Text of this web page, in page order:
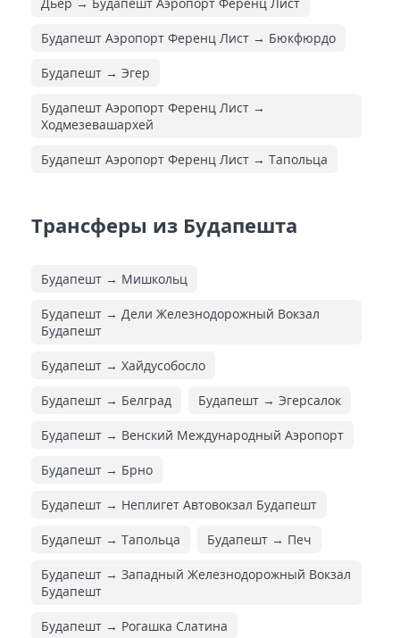
Будапешт Аэропорт Ференц Лист → Бюкфюрдо
Будапешт → Эгер
Будапешт Аэропорт Ференц Лист →
Ходмезевашархей
Будапешт Аэропорт Ференц Лист → Тапольца
Трансферы из Будапешта
Будапешт → Мишкольц
Будапешт → Дели Железнодорожный Вокзал
Будапешт
Будапешт → Хайдусобосло
Будапешт → Белград Будапешт → Эгерсалок
Будапешт → Венский Международный Аэропорт
Будапешт → Брно
Будапешт → Неплигет Автовокзал Будапешт
Будапешт → Тапольца Будапешт → Печ
Будапешт → Западный Железнодорожный Вокзал
Будапешт
Будапешт → Рогашка Слатина